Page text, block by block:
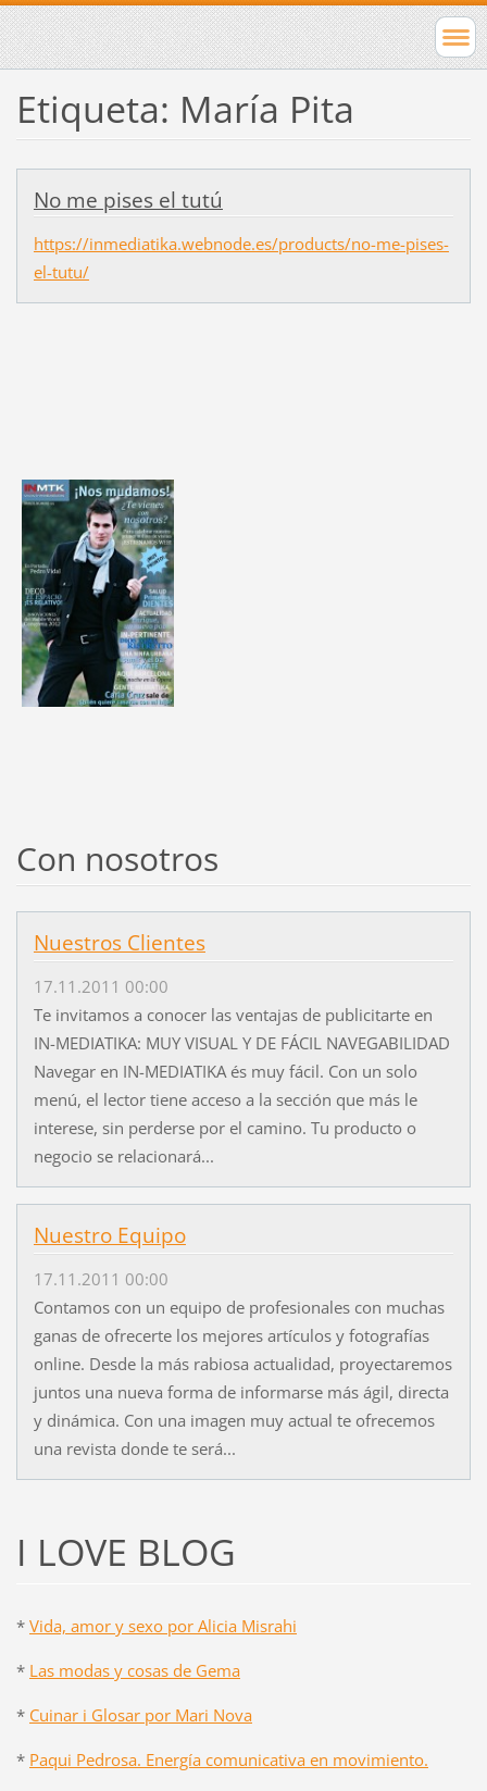
Etiqueta: María Pita
No me pises el tutú
https://inmediatika.webnode.es/products/no-me-pises-
el-tutu/
Con nosotros
Nuestros Clientes
17.11.2011 00:00
Te invitamos a conocer las ventajas de publicitarte en
IN-MEDIATIKA: MUY VISUAL Y DE FÁCIL NAVEGABILIDAD
Navegar en IN-MEDIATIKA és muy fácil. Con un solo
menú, el lector tiene acceso a la sección que más le
interese, sin perderse por el camino. Tu producto o
negocio se relacionará...
Nuestro Equipo
17.11.2011 00:00
Contamos con un equipo de profesionales con muchas
ganas de ofrecerte los mejores artículos y fotografías
online. Desde la más rabiosa actualidad, proyectaremos
juntos una nueva forma de informarse más ágil, directa
y dinámica. Con una imagen muy actual te ofrecemos
una revista donde te será...
I LOVE BLOG
* Vida, amor y sexo por Alicia Misrahi
* Las modas y cosas de Gema
* Cuinar i Glosar por Mari Nova
* Paqui Pedrosa. Energía comunicativa en movimiento.